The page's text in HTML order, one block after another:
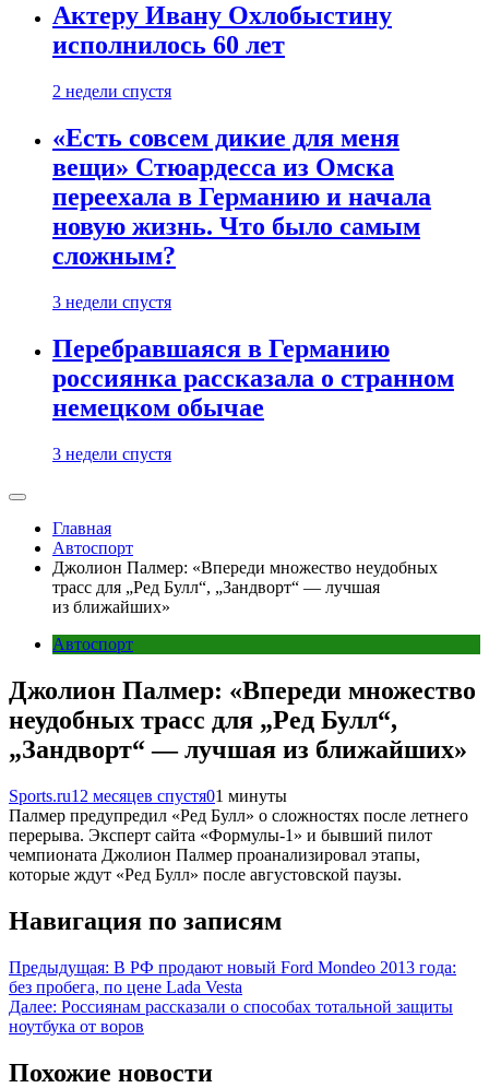
Актеру Ивану Охлобыстину
исполнилось 60 лет
2 недели спустя
«Есть совсем дикие для меня
вещи» Стюардесса из Омска
переехала в Германию и начала
новую жизнь. Что было самым
сложным?
3 недели спустя
Перебравшаяся в Германию
россиянка рассказала о странном
немецком обычае
3 недели спустя
Главная
Автоспорт
Джолион Палмер: «Впереди множество неудобных
трасс для „Ред Булл“, „Зандворт“ — лучшая
из ближайших»
Автоспорт
Джолион Палмер: «Впереди множество
неудобных трасс для „Ред Булл“,
„Зандворт“ — лучшая из ближайших»
Sports.ru12 месяцев спустя01 минуты
Палмер предупредил «Ред Булл» о сложностях после летнего
перерыва. Эксперт сайта «Формулы-1» и бывший пилот
чемпионата Джолион Палмер проанализировал этапы,
которые ждут «Ред Булл» после августовской паузы.
Навигация по записям
Предыдущая: В РФ продают новый Ford Mondeo 2013 года:
без пробега, по цене Lada Vesta
Далее: Россиянам рассказали о способах тотальной защиты
ноутбука от воров
Похожие новости